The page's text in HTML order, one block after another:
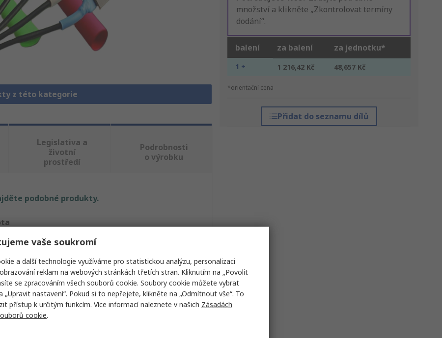
z této kategorie
množství a klikněte „Zkontrolovat termíny
dodání“.
balení za balení za jednotku*
1 + 1 216,42 Kč 48,657 Kč
*orientační cena
Přidat do seznamu dílů
Legislativa a
životní
prostředí
Podrobnosti
o výrobku
podobné produkty.
bužírky
vaše soukromí
a další technologie využíváme pro statistickou analýzu, personalizaci
reklam na webových stránkách třetích stran. Kliknutím na „Povolit
se zpracováním všech souborů cookie. Soubory cookie můžete vybrat
„Upravit nastavení“. Pokud si to nepřejete, klikněte na „Odmítnout vše“. To
přístup k určitým funkcím. Více informací naleznete v našich Zásadách
cookie.